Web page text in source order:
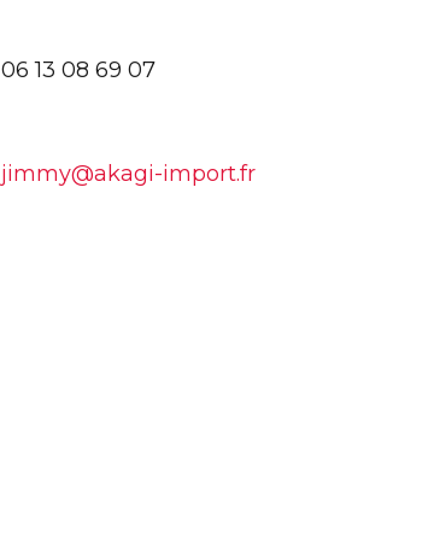
06 13 08 69 07
jimmy@akagi-import.fr